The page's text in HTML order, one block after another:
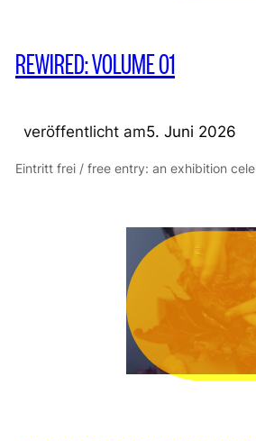
REWIRED: VOLUME 01
veröffentlicht am5. Juni 2026
Eintritt frei / free entry: an exhibition